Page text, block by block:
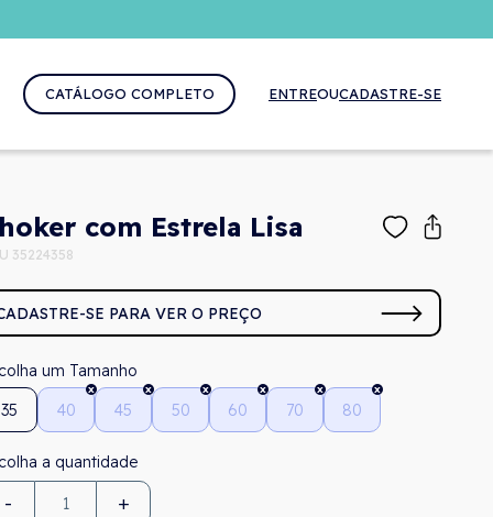
CATÁLOGO COMPLETO ENTREOUCADASTRE-SE
com Estrela Lisa
35224358
SE PARA VER O PREÇO
Tamanho
35
40 45 50 60 70 80
- +